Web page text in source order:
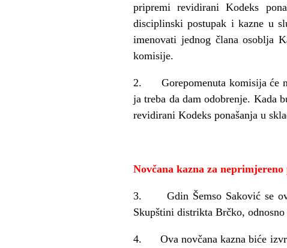
pripremi revidirani Kodeks
disciplinski postupak i kazne u
imenovati jednog člana osoblja
komisije.
2. Gorepomenuta komisija će
ja treba da dam odobrenje. Kada
revidirani Kodeks ponašanja u
Novčana kazna za neprimjereno
3. Gdin Šemso Saković se
Skupštini distrikta Brčko,
4. Ova novčana kazna biće